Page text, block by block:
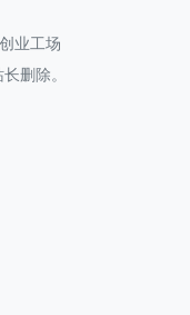
业工场
删除。